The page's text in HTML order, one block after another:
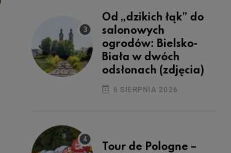
Od „dzikich łąk” do
salonowych
ogrodów: Bielsko-
Biała w dwóch
odsłonach (zdjęcia)
6 SIERPNIA 2026
Tour de Pologne –